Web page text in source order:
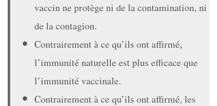
vaccin ne protège ni de la contamination, ni
de la contagion.
Contrairement à ce qu’ils ont affirmé,
l’immunité naturelle est plus efficace que
l’immunité vaccinale.
Contrairement à ce qu’ils ont affirmé, les